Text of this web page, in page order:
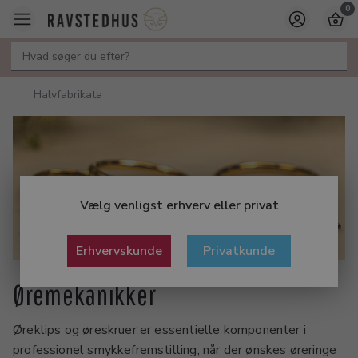
Vælg venligst erhverv eller privat
Erhvervskunde Privatkunde
0
Halvfabrikata
Øremekanikker
Øreklips og øreskruer er essentielle komponenter i
professionel smykkefremstilling, når der ønskes øreringe